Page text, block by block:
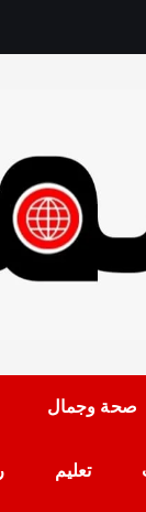
صحة وجمال
تعليم